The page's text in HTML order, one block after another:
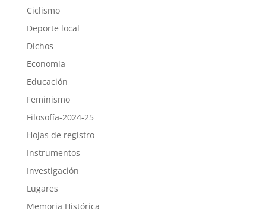
Ciclismo
Deporte local
Dichos
Economía
Educación
Feminismo
Filosofía-2024-25
Hojas de registro
Instrumentos
Investigación
Lugares
Memoria Histórica